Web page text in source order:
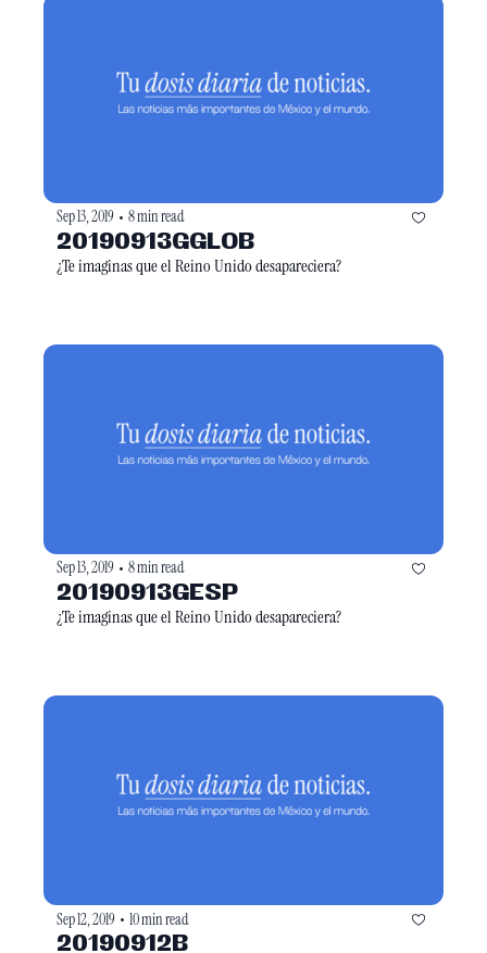
Sep 13, 2019 • 8 min read
20190913GGLOB
¿Te imaginas que el Reino Unido desapareciera?
Sep 13, 2019 • 8 min read
20190913GESP
¿Te imaginas que el Reino Unido desapareciera?
Sep 12, 2019 • 10 min read
20190912B